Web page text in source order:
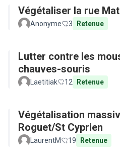
Végétaliser la rue
Anonyme 3 Retenue
Lutter contre les
chauves-souris
Laetitiak 12 Retenue
Végétalisation
Roguet/St Cyprien
LaurentM 19 Retenue